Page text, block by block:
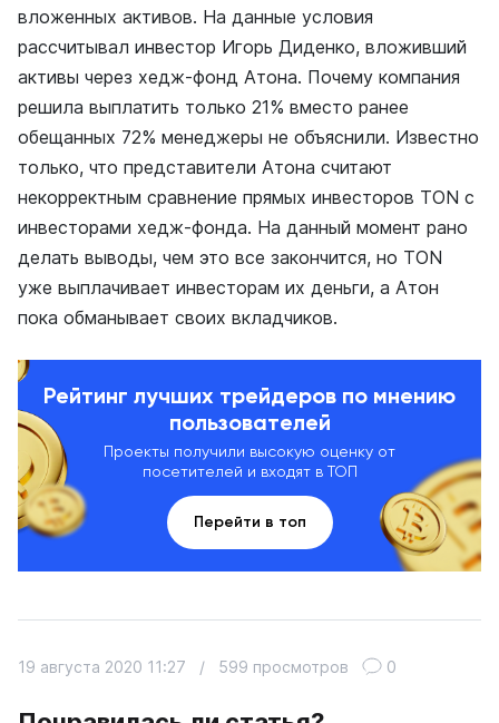
вложенных активов. На данные условия
рассчитывал инвестор Игорь Диденко, вложивший
активы через хедж-фонд Атона. Почему компания
решила выплатить только 21% вместо ранее
обещанных 72% менеджеры не объяснили. Известно
только, что представители Атона считают
некорректным сравнение прямых инвесторов TON с
инвесторами хедж-фонда. На данный момент рано
делать выводы, чем это все закончится, но TON
уже выплачивает инвесторам их деньги, а Атон
пока обманывает своих вкладчиков.
Рейтинг лучших трейдеров по мнению
пользователей
Проекты получили высокую оценку от
посетителей и входят в ТОП
Перейти в топ
19 августа 2020 11:27 / 599 просмотров 0